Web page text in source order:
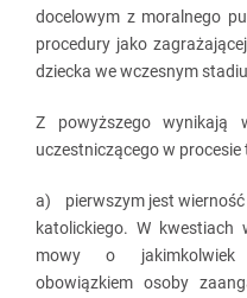
docelowym z moralnego
procedury jako
dziecka we wczesnym
Z powyższego wynikają
uczestniczącego w
a) pierwszym jest wierność
katolickiego. W
mowy o jakimkolwiek
obowiązkiem osoby